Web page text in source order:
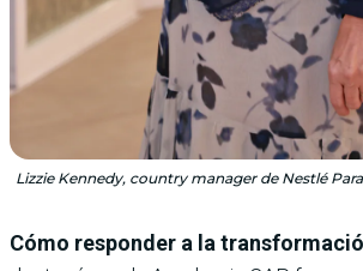
Lizzie Kennedy, country manager de Nestlé
Cómo responder a la